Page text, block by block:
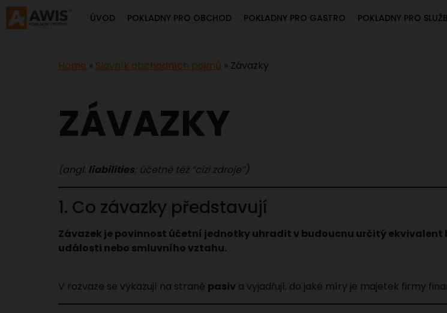
ÚVOD POKLADNY PRO OBCHOD POKLADNY PRO GASTRO POKLADNY PRO
Home » Slovník obchodních pojmů » Závazky
ZÁVAZKY
(angl. liabilities; účetně též “cizí zdroje”)
1. Co závazky představují
Závazek je povinnost účetní jednotky uhradit v budoucnu určitý ekvivalent
události nebo smluvního vztahu.
V rozvaze se vykazují na straně pasiv a vyjadřují, do jaké míry je majetek firmy